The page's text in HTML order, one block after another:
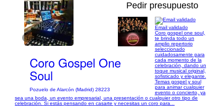
1/19
Pedir presupuesto
Coro Gospel One
Soul
Pozuelo de Alarcón (Madrid) 28223
Email validado
Coro gospel one soul,
te brinda todo un
amplio repertorio
seleccionado
cuidadosamente para
cada momento de la
celebración, dando un
toque musical original,
sofisticado y elegante.
Temas gospel y soul
para animar cualquier
evento o concierto, ya
sea una boda, un evento empresarial, una presentación o cualquier otro tipo de
celebración. Si estás pensando en casarte y necesitas un coro para...